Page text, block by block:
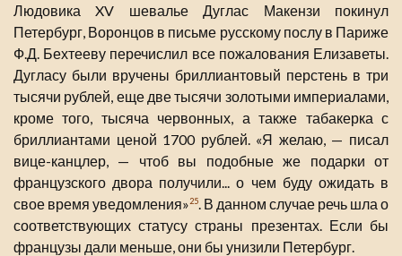
Людовика XV шевалье Дуглас Макензи покинул
Петербург, Воронцов в письме русскому послу в Париже
Ф.Д. Бехтееву перечислил все пожалования Елизаветы.
Дугласу были вручены бриллиантовый перстень в три
тысячи рублей, еще две тысячи золотыми империалами,
кроме того, тысяча червонных, а также табакерка с
бриллиантами ценой 1700 рублей. «Я желаю, — писал
вице-канцлер, — чтоб вы подобные же подарки от
французского двора получили... о чем буду ожидать в
свое время уведомления»25. В данном случае речь шла о
соответствующих статусу страны презентах. Если бы
французы дали меньше, они бы унизили Петербург.